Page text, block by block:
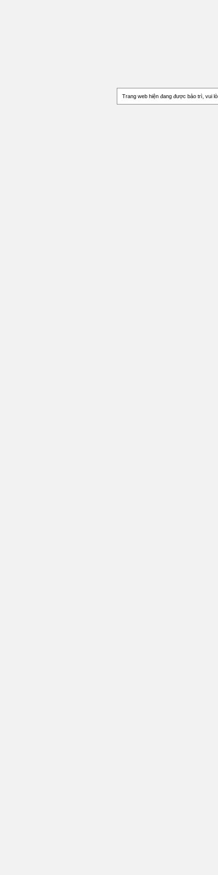
Trang web hiện đang được bảo trì, vui